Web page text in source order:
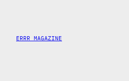
content
ERRR MAGAZINE